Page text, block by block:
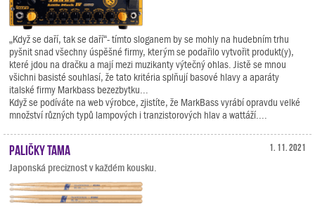
„Když se daří, tak se daří“- tímto sloganem by se mohly na hudebním trhu
pyšnit snad všechny úspěšné firmy, kterým se podařilo vytvořit produkt(y),
které jdou na dračku a mají mezi muzikanty výtečný ohlas. Jistě se mnou
všichni basisté souhlasí, že tato kritéria splňují basové hlavy a aparáty
italské firmy Markbass bezezbytku...
Když se podíváte na web výrobce, zjistíte, že MarkBass vyrábí opravdu velké
množství různých typů lampových i tranzistorových hlav a wattáží....
1. 11. 2021
Paličky Tama
Japonská preciznost v každém kousku.